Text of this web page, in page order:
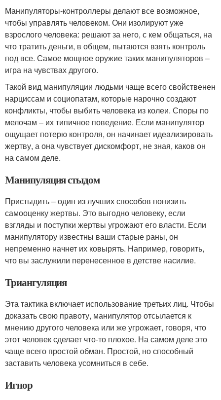
Манипуляторы-контроллеры делают все возможное,
чтобы управлять человеком. Они изолируют уже
взрослого человека: решают за него, с кем общаться, на
что тратить деньги, в общем, пытаются взять контроль
под все. Самое мощное оружие таких манипуляторов –
игра на чувствах другого.
Такой вид манипуляции людьми чаще всего свойственен
нарциссам и социопатам, которые нарочно создают
конфликты, чтобы выбить человека из колеи. Споры по
мелочам – их типичное поведение. Если манипулятор
ощущает потерю контроля, он начинает идеализировать
жертву, а она чувствует дискомфорт, не зная, каков он
на самом деле.
Манипуляция стыдом
Пристыдить – один из лучших способов понизить
самооценку жертвы. Это выгодно человеку, если
взгляды и поступки жертвы угрожают его власти. Если
манипулятору известны ваши старые раны, он
непременно начнет их ковырять. Например, говорить,
что вы заслужили перенесенное в детстве насилие.
Триангуляция
Эта тактика включает использование третьих лиц. Чтобы
доказать свою правоту, манипулятор отсылается к
мнению другого человека или же угрожает, говоря, что
этот человек сделает что-то плохое. На самом деле это
чаще всего простой обман. Простой, но способный
заставить человека усомниться в себе.
Игнор